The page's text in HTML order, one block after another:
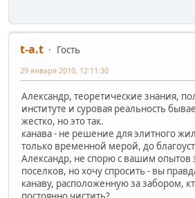
t-a.t
Гость
29 января 2010, 12:11:30
Александр, теоретические знания,
институте и суровая реальность
жестко, но это так.
канава - не решение для элитного
только временной мерой, до
Александр, не спорю с вашим опытов
поселков, но хочу спросить - вы
канаву, расположенную за забором,